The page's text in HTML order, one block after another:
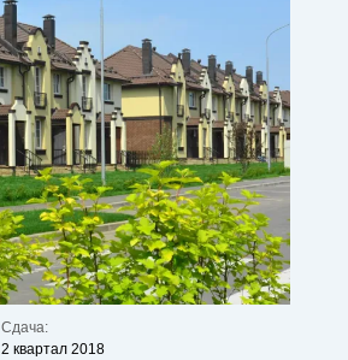
Сдача:
2 квартал 2018